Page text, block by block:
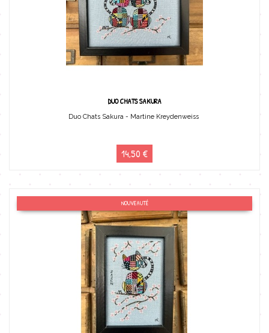
DUO CHATS SAKURA
Duo Chats Sakura - Martine Kreydenweiss
14,50 €
NOUVEAUTÉ